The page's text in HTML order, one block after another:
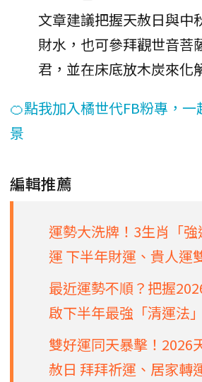
文章建議把握天赦日與中
財水，也可參拜觀世音菩
君，並在床底放木炭來化
🍊點我加入橘世代FB粉專，
景
編輯推薦
運勢大洗牌！3生肖「
運 下半年財運、貴人運
最近運勢不順？把握
啟下半年最強「清運法」
雙好運同天暴擊！2026
赦日 拜拜祈運、居家轉